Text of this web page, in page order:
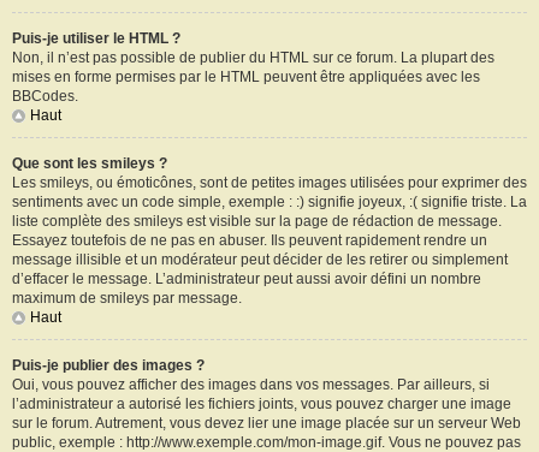
Puis-je utiliser le HTML ?
Non, il n’est pas possible de publier du HTML sur ce forum. La plupart des
mises en forme permises par le HTML peuvent être appliquées avec les
BBCodes.
Haut
Que sont les smileys ?
Les smileys, ou émoticônes, sont de petites images utilisées pour exprimer des
sentiments avec un code simple, exemple : :) signifie joyeux, :( signifie triste. La
liste complète des smileys est visible sur la page de rédaction de message.
Essayez toutefois de ne pas en abuser. Ils peuvent rapidement rendre un
message illisible et un modérateur peut décider de les retirer ou simplement
d’effacer le message. L’administrateur peut aussi avoir défini un nombre
maximum de smileys par message.
Haut
Puis-je publier des images ?
Oui, vous pouvez afficher des images dans vos messages. Par ailleurs, si
l’administrateur a autorisé les fichiers joints, vous pouvez charger une image
sur le forum. Autrement, vous devez lier une image placée sur un serveur Web
public, exemple : http://www.exemple.com/mon-image.gif. Vous ne pouvez pas